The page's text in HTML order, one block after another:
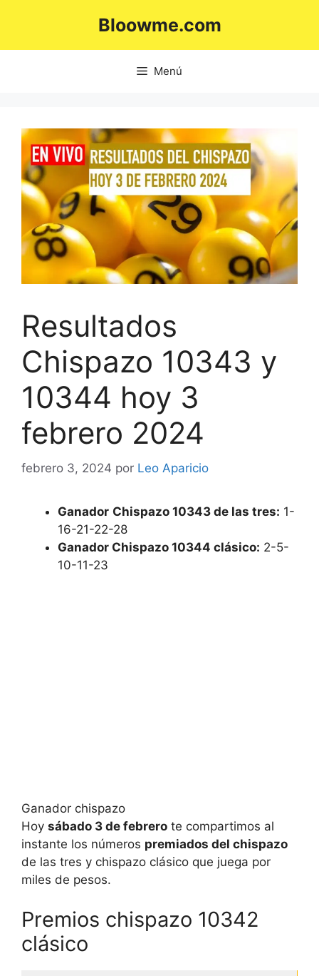
Bloowme.com
Menú
Resultados
Chispazo 10343 y
10344 hoy 3
febrero 2024
febrero 3, 2024 por Leo Aparicio
Ganador Chispazo 10343 de las tres: 1-
16-21-22-28
Ganador Chispazo 10344 clásico: 2-5-
10-11-23
Ganador chispazo
Hoy sábado 3 de febrero te compartimos al
instante los números premiados del chispazo
de las tres y chispazo clásico que juega por
miles de pesos.
Premios chispazo 10342
clásico